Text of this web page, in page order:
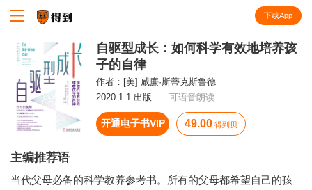
下载App
自驱型成长：如何科学有效地培养孩
子的自律
作者： [美] 威廉·斯蒂克斯鲁德
2020.1.1 出版
可语音朗读
开通电子书VIP 49.00 得到贝
主编推荐语
当代父母必备的科学教养参考书。所有的父母都希望自己的孩